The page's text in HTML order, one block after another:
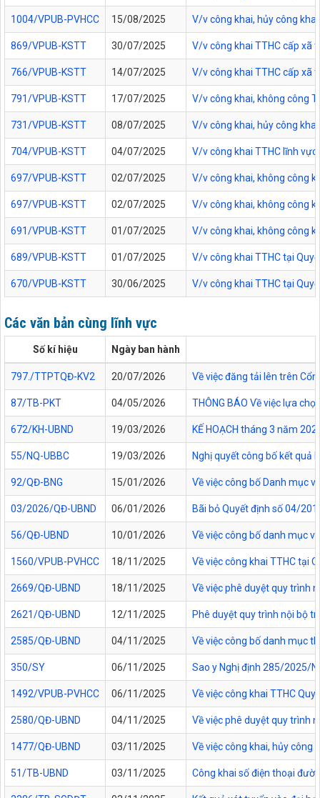
1004/VPUB-PVHCC 15/08/2025 V/v công khai, hủy công
869/VPUB-KSTT 30/07/2025 V/v công khai TTHC cấp xã
766/VPUB-KSTT 14/07/2025 V/v công khai TTHC cấp xã
791/VPUB-KSTT 17/07/2025 V/v công khai, không công
731/VPUB-KSTT 08/07/2025 V/v công khai, hủy công
704/VPUB-KSTT 04/07/2025 V/v công khai TTHC lĩnh
697/VPUB-KSTT 02/07/2025 V/v công khai, không công
697/VPUB-KSTT 02/07/2025 V/v công khai, không công
691/VPUB-KSTT 01/07/2025 V/v công khai, không công
689/VPUB-KSTT 01/07/2025 V/v công khai TTHC tại
670/VPUB-KSTT 30/06/2025 V/v công khai TTHC tại
Các văn bản cùng lĩnh vực
Số kí hiệu Ngày ban hành
797./TTPTQĐ-KV2 20/07/2026 Về việc đăng tải lên trên
87/TB-PKT 04/05/2026 THÔNG BÁO Về việc lựa
672/KH-UBND 19/03/2026 KẾ HOẠCH tháng 3 năm
55/NQ-UBBC 19/03/2026 Nghị quyết công bố kết quả
92/QĐ-BNG 15/01/2026 Về việc công bố Danh mục
03/2026/QĐ-UBND 06/01/2026 Bãi bỏ Quyết định số 04/
56/QĐ-UBND 10/01/2026 Về việc công bố danh mục
1560/VPUB-PVHCC 18/11/2025 Về việc công khai TTHC tại
2669/QĐ-UBND 18/11/2025 Về việc phê duyệt quy trình
2621/QĐ-UBND 12/11/2025 Phê duyệt quy trình nội bộ
2585/QĐ-UBND 04/11/2025 Về việc công bố danh mục
350/SY 06/11/2025 Sao y Nghị định 285/2025/
1492/VPUB-PVHCC 06/11/2025 Về việc công khai TTHC
2580/QĐ-UBND 04/11/2025 Về việc phê duyệt quy trình
1477/QĐ-UBND 03/11/2025 Về việc công khai, hủy công
51/TB-UBND 03/11/2025 Công khai số điện thoại